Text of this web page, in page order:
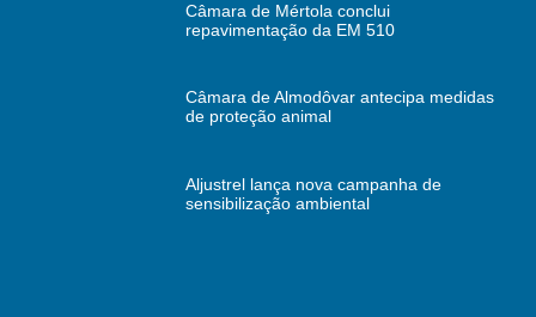
Câmara de Mértola conclui
repavimentação da EM 510
Câmara de Almodôvar antecipa medidas
de proteção animal
Aljustrel lança nova campanha de
sensibilização ambiental